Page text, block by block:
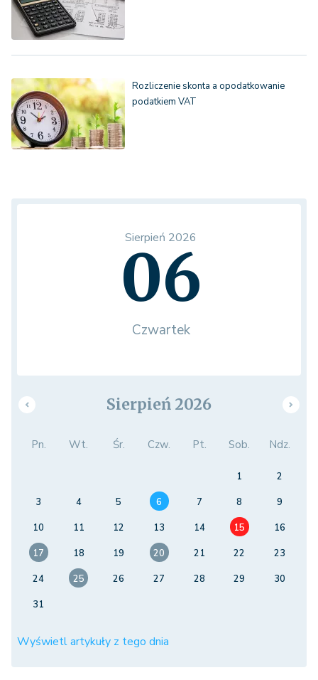
Rozliczenie skonta a opodatkowanie
podatkiem VAT
Sierpień 2026
06
Czwartek
Sierpień 2026
Pn. Wt. Śr. Czw. Pt. Sob. Ndz.
1
2
3
4 5 6 7 8
9
10
11 12 13 14 15
16
17
18 19 20 21 22
23
24
25 26 27 28 29
30
31
Wyświetl artykuły z tego dnia